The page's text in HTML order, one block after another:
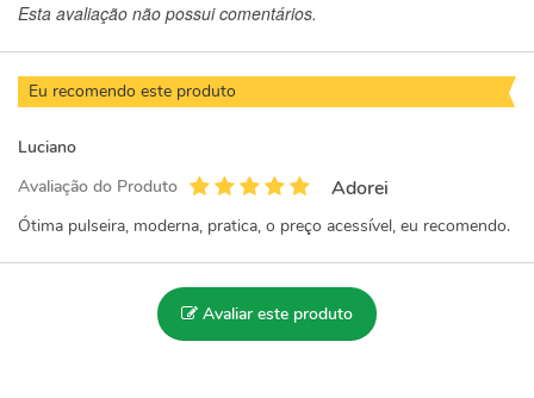
Esta avaliação não possui comentários.
Eu recomendo este produto
Luciano
Avaliação do Produto
Adorei
Ótima pulseira, moderna, pratica, o preço acessível, eu recomendo.
Avaliar este produto